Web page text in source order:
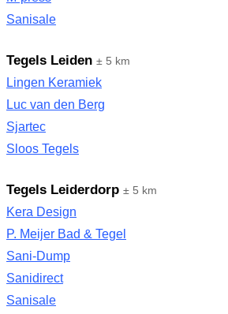
Sanisale
Tegels Leiden ± 5 km
Lingen Keramiek
Luc van den Berg
Sjartec
Sloos Tegels
Tegels Leiderdorp ± 5 km
Kera Design
P. Meijer Bad & Tegel
Sani-Dump
Sanidirect
Sanisale